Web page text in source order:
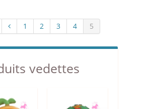
1 2 3 4 5
vedettes